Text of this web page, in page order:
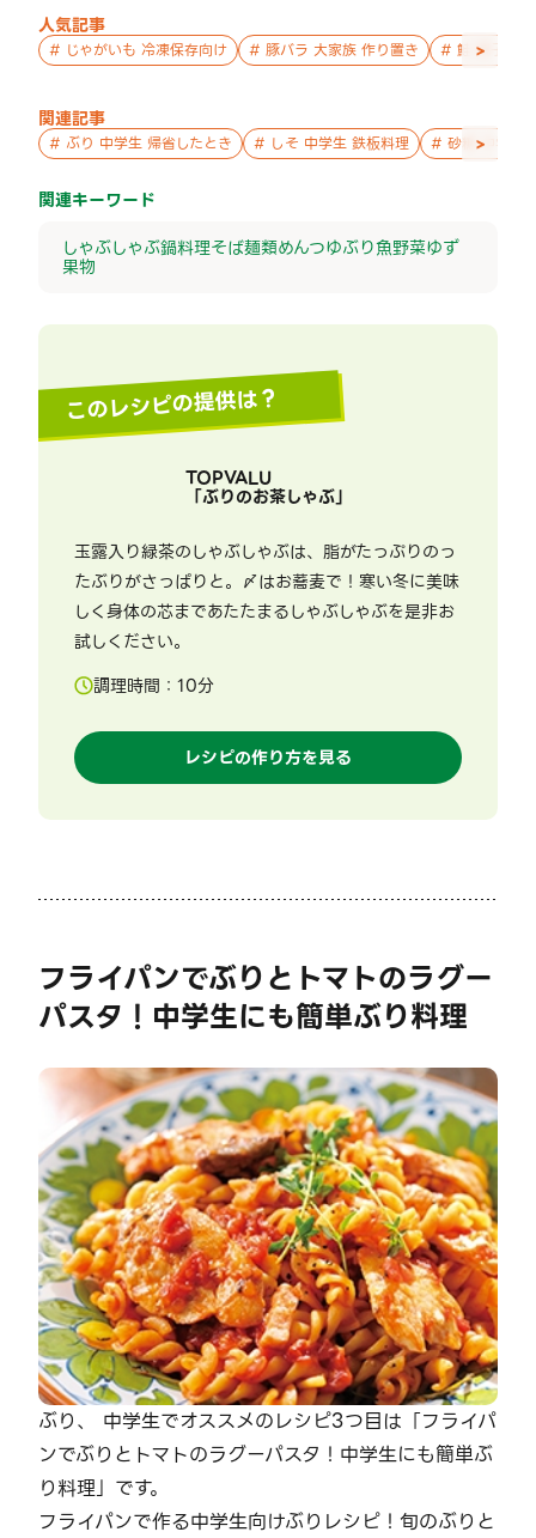
人気記事
# じゃがいも 冷凍保存向け # 豚バラ 大家族 作り置き # 鮭 親子 作
>
関連記事
# ぶり 中学生 帰省したとき # しそ 中学生 鉄板料理 # 砂糖 中学生
>
関連キーワード
しゃぶしゃぶ鍋料理そば麺類めんつゆぶり魚野菜ゆず
果物
このレシピの提供は？
TOPVALU
「ぶりのお茶しゃぶ」
玉露入り緑茶のしゃぶしゃぶは、脂がたっぷりのっ
たぶりがさっぱりと。〆はお蕎麦で！寒い冬に美味
しく身体の芯まであたたまるしゃぶしゃぶを是非お
試しください。
調理時間： 10分
レシピの作り方を見る
フライパンでぶりとトマトのラグー
パスタ！中学生にも簡単ぶり料理
ぶり、 中学生でオススメのレシピ3つ目は「フライパ
ンでぶりとトマトのラグーパスタ！中学生にも簡単ぶ
り料理」です。
フライパンで作る中学生向けぶりレシピ！旬のぶりと